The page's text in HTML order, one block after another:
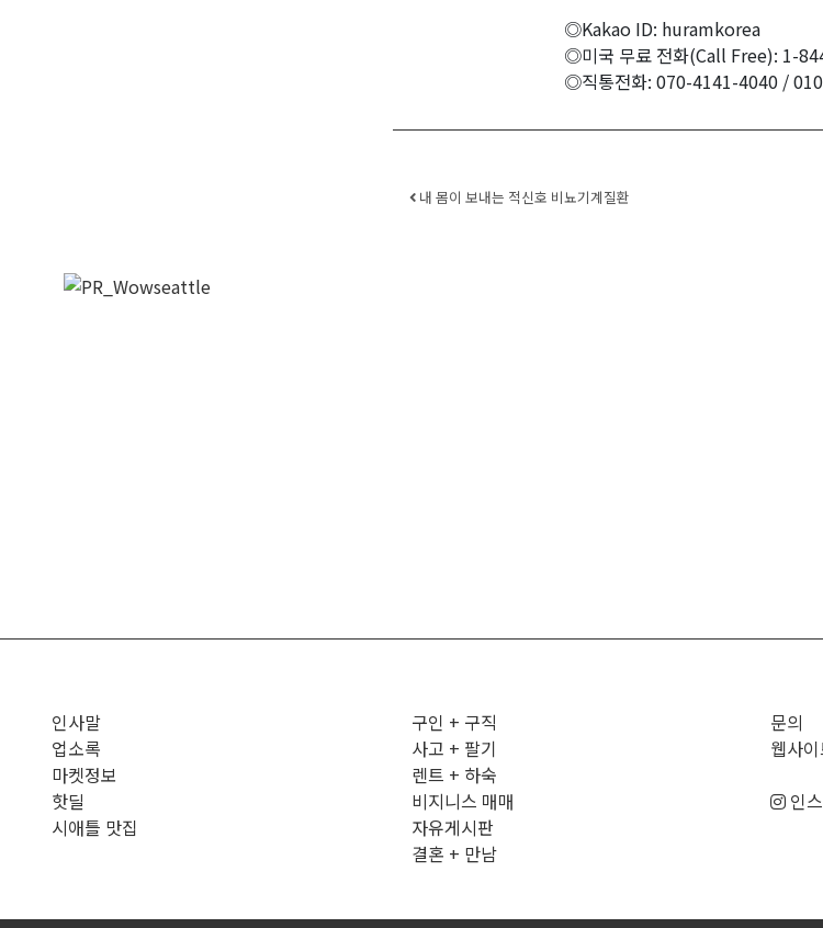
◎Kakao ID: huramkorea
◎미국 무료 전화(Call Free): 1-
◎직통전화: 070-4141-4040 /
Post navigation
내 몸이 보내는 적신호 비뇨기계질환
인사말
업소록
마켓정보
핫딜
시애틀 맛집
구인 + 구직
사고 + 팔기
렌트 + 하숙
비지니스 매매
자유게시판
결혼 + 만남
문의
웹사
인